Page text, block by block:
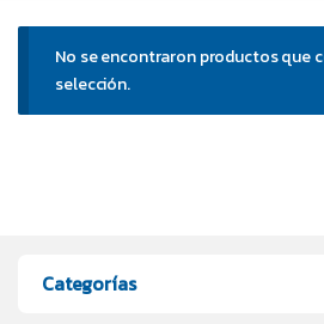
No se encontraron productos que
selección.
Categorías